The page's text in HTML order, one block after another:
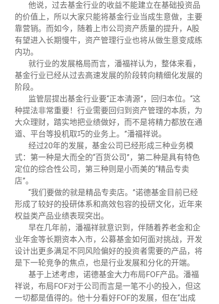
他说，过去基金行业的收益不能建立在基础投资品
的价值上，所以大家只能将基金行业当成生意做，主要
靠营销。而如今，随着上市公司资产质量的提升，A股
有望进入长期慢牛，资产管理行业也将从做生意变成练
内功。
就行业的发展格局而言，潘福祥认为，整体来看，
基金行业已经从过去高速发展的阶段转向精细化发展的
阶段。
监管层提出基金行业要“正本清源”，回归本位。“这
种提法非常重要！行业需要回归到资产管理的本质，为
大众理财，踏实地把业绩做好，而不是将精力都放在通
道、平台等投机取巧的业务上。”潘福祥说。
经过20年的发展，基金公司已经形成三种业务模
式：第一种是大而全的“百货公司”，第二种是具有特色
定位的综合性公司，第三种则是小而美的“精品专卖
店”。
“我们要做的就是精品专卖店。”诺德基金目前已经
形成了较好的投研体系和高效包容的投研文化，近年来
权益类产品业绩表现突出。
早在几年前，潘福祥就意识到，伴随着养老金和企
业年金等长期资本入市，公募基金如何面对挑战，开发
设计出更多满足不同风险偏好的投资者需要的产品，将
是下一轮竞争的焦点，也是行业发展和分化的开端。
基于上述考虑，诺德基金大力布局FOF产品。潘福
祥说，布局FOF对于公司而言是一笔不小的投入，但这
一切都是值得的。他十分看好FOF的发展，但在“出成